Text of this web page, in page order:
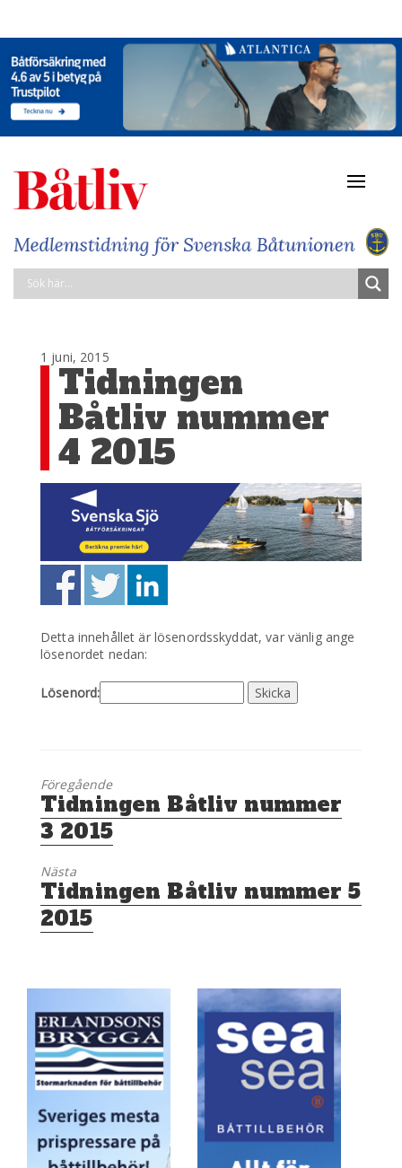
1 juni, 2015
Tidningen
Båtliv nummer
4 2015
Detta innehållet är lösenordsskyddat, var vänlig ange
lösenordet nedan:
Lösenord:
Föregående
Föregående
inlägg:
Tidningen Båtliv nummer
3 2015
Nästa
Nästa
inlägg:
Tidningen Båtliv nummer 5
2015